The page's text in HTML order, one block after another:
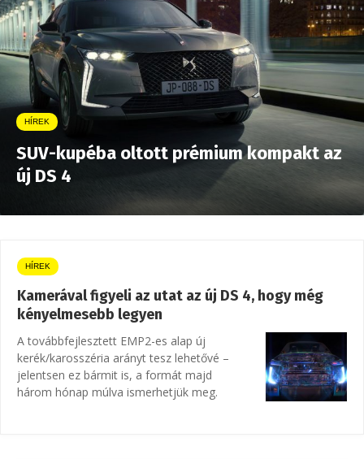
HÍREK
SUV-kupéba oltott prémium kompakt az
új DS 4
HÍREK
Kamerával figyeli az utat az új DS 4, hogy még
kényelmesebb legyen
A továbbfejlesztett EMP2-es alap új
kerék/karosszéria arányt tesz lehetővé –
jelentsen ez bármit is, a formát majd
három hónap múlva ismerhetjük meg.